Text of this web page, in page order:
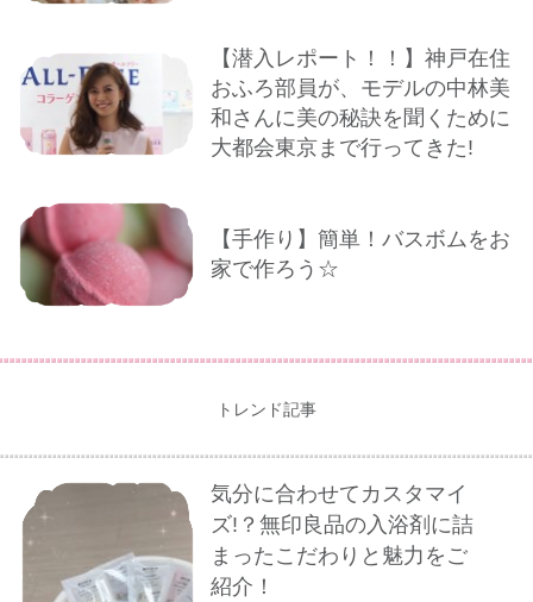
【潜入レポート！！】神戸在住
おふろ部員が、モデルの中林美
和さんに美の秘訣を聞くために
大都会東京まで行ってきた!
【手作り】簡単！バスボムをお
家で作ろう☆
トレンド記事
気分に合わせてカスタマイ
ズ!？無印良品の入浴剤に詰
まったこだわりと魅力をご
紹介！